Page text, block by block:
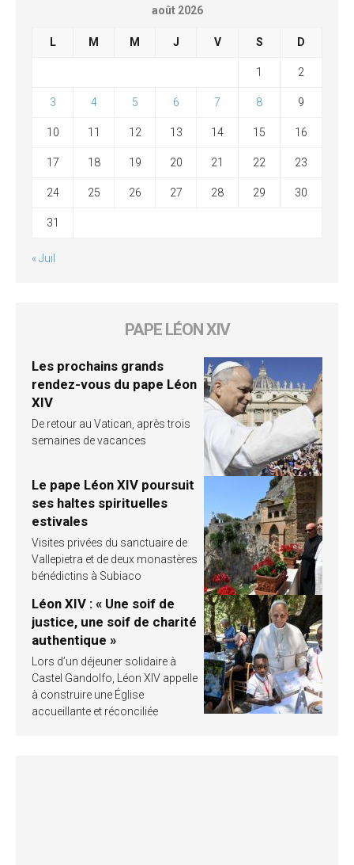
août 2026
L M M J V S D
1 2
3 4 5 6 7 8 9
10 11 12 13 14 15 16
17 18 19 20 21 22 23
24 25 26 27 28 29 30
31
« Juil
PAPE LÉON XIV
Les prochains grands
rendez-vous du pape Léon
XIV
De retour au Vatican, après trois
semaines de vacances
Le pape Léon XIV poursuit
ses haltes spirituelles
estivales
Visites privées du sanctuaire de
Vallepietra et de deux monastères
bénédictins à Subiaco
Léon XIV : « Une soif de
justice, une soif de charité
authentique »
Lors d’un déjeuner solidaire à
Castel Gandolfo, Léon XIV appelle
à construire une Église
accueillante et réconciliée